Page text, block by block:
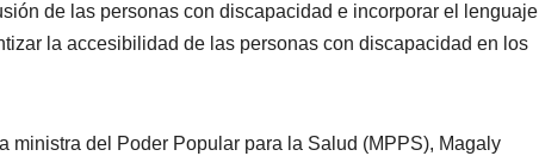
de las personas con discapacidad e incorporar el lenguaje
la accesibilidad de las personas con discapacidad en los
del Poder Popular para la Salud (MPPS), Magaly